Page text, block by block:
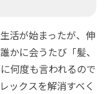
活が始まったが、伸
かに会うたび「髪、
何度も言われるので
ックスを解消すべく